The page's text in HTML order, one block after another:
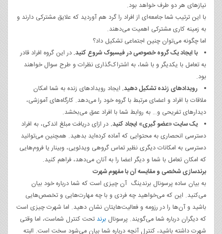
نیازهای هر دو طرف خواهد بود.
با این ترتیب شما جامعه‌ای از افراد را گرد هم آوردید که علایق مشترکی دارند و
به زمینه کاری مشترکی اهمیت می‌دهند.
اما چگونه می‌توان چنین اجتماعی تشکیل داد؟
با ایجاد یک گروه خصوصی در فیسبوک شروع کنید.در این گروه افراد قادر
به تعامل با یکدیگر و با شما،‌ به اشتراک‌گذاری نظرات و طرح سوال خواهند
بود.
رویدادهای زنده تشکیل دهید. ایجاد رویدادهای زنده به شما امکان
ملاقات با افراد و اعضای مرتبط با گروه خود را می‌دهد. کارگاه‌های آموزشی،
دیدارهای تفریحی و… به روابط شما با افراد عمق می‌بخشد.
یک سایت «عضو گیری» ایجاد کنید. در ازای دریافت مبلغ اندکی، به افراد
دسترسی انحصاری به محتوایی که آماده کرده‌اید بدهید. همچنین می‌توانید
دسترسی به امکانات دیگری نظیر تماس گروهی ویدئویی، وبینار یا فروم‌هایی
که امکان تعامل با شما و دیگر اعضا را به آنان می‌دهد، فراهم کنید.
برندسازی شخصی و مقایسه آن با مفهوم شهرت
به بیان ساده پرسونال برندینگ آن چیزی است که شما درباره خود بیان
می‌کنید. این که می‌خواهید چه فردی و با چه مهارت‌هایی و تخصص‌هایی
باشید و آن‌ها را در رزومه و فعالیت‌هایتان نشان دهید. اما شهرت چیزی است
که دیگران درباره شما می‌گویند. پرسونال برند تحت کنترل شماست، اما وقتی
شهرت داشته باشید، کنترل آنچه درباره شما بیان می‌شود سخت‌ است. البته